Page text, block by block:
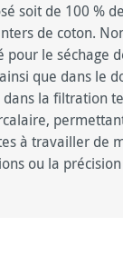
soit de 100 %
de coton.
pour le séchage
que dans le
la filtration
à travailler de
ou la